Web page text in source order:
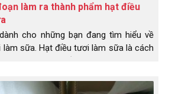
làm ra thành phẩm hạt điều
cho những bạn đang tìm hiểu về
sữa. Hạt điều tươi làm sữa là cách
bước và mất thời gian. Chi tiết cụ